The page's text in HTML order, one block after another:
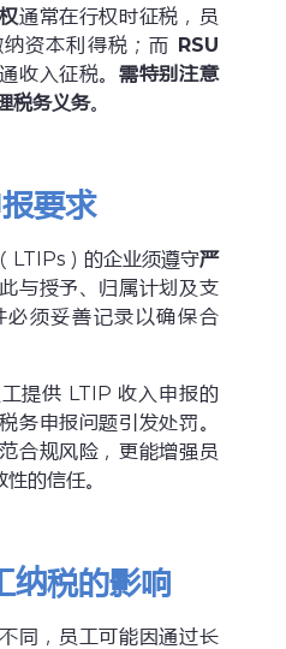
通常在行权时征税，员
资本利得税；而 RSU
收入征税。需特别注意
税务义务。
要求
LTIPs）的企业须遵守严
与授予、归属计划及支
必须妥善记录以确保合
提供 LTIP 收入申报的
务申报问题引发处罚。
合规风险，更能增强员
的信任。
纳税的影响
同，员工可能因通过长